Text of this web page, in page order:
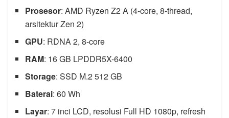
Prosesor: AMD Ryzen Z2 A (4-core, 8-thread,
arsitektur Zen 2)
GPU: RDNA 2, 8-core
RAM: 16 GB LPDDR5X-6400
Storage: SSD M.2 512 GB
Baterai: 60 Wh
Layar: 7 inci LCD, resolusi Full HD 1080p, refresh